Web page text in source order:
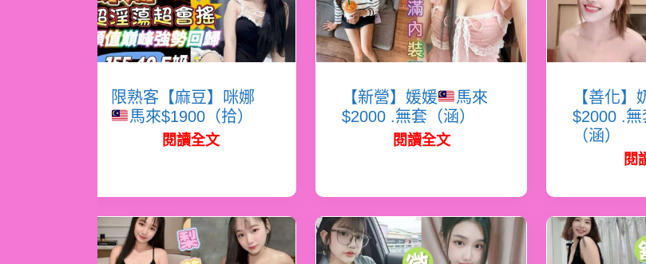
限熟客【麻豆】咪娜
馬來$1900（拾）
閱讀全文
【新營】媛媛
馬來
$2000 .無套（涵）
閱讀全文
【善化】
$2000 .無
（涵）
閱